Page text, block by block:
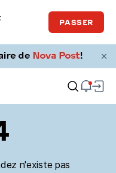
PASSER
n'existe pas